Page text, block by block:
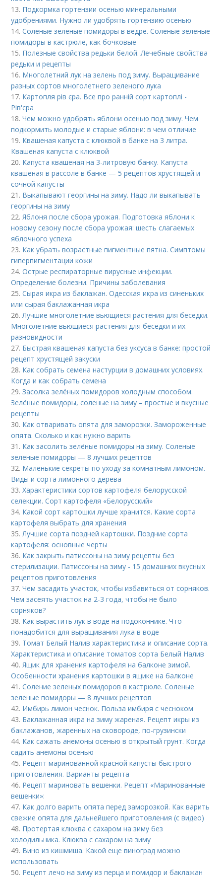
13. Подкормка гортензии осенью минеральными
удобрениями. Нужно ли удобрять гортензию осенью
14.Соленые зеленые помидоры в ведре. Соленые зеленые
помидоры в кастрюле, как бочковые
15. Полезные свойства редьки белой. Лечебные свойства
редьки и рецепты
16. Многолетний лук на зелень под зиму. Выращивание
разных сортов многолетнего зеленого лука
17. Картопля рів єра. Все про ранній сорт картоплі -
Рів'єра
18.Чем можно удобрять яблони осенью под зиму. Чем
подкормить молодые и старые яблони: в чем отличие
19. Квашеная капуста с клюквой в банке на 3 литра.
Квашеная капуста с клюквой
20. Капуста квашеная на 3-литровую банку. Капуста
квашеная в рассоле в банке — 5 рецептов хрустящей и
сочной капусты
21. Выкапывают георгины на зиму. Надо ли выкапывать
георгины на зиму
22.Яблоня после сбора урожая. Подготовка яблони к
новому сезону после сбора урожая: шесть слагаемых
яблочного успеха
23. Как убрать возрастные пигментные пятна. Симптомы
гиперпигментации кожи
24.Острые респираторные вирусные инфекции.
Определение болезни. Причины заболевания
25.Сырая икра из баклажан. Одесская икра из синеньких
или сырая баклажанная икра
26.Лучшие многолетние вьющиеся растения для беседки.
Многолетние вьющиеся растения для беседки и их
разновидности
27. Быстрая квашеная капуста без уксуса в банке: простой
рецепт хрустящей закуски
28. Как собрать семена настурции в домашних условиях.
Когда и как собрать семена
29.Засолка зелёных помидоров холодным способом.
Зелёные помидоры, соленые на зиму – простые и вкусные
рецепты
30. Как отваривать опята для заморозки. Замороженные
опята. Сколько и как нужно варить
31. Как засолить зелёные помидоры на зиму. Соленые
зеленые помидоры — 8 лучших рецептов
32. Маленькие секреты по уходу за комнатным лимоном.
Виды и сорта лимонного дерева
33.Характеристики сортов картофеля белорусской
селекции. Сорт картофеля «Белорусский»
34. Какой сорт картошки лучше хранится. Какие сорта
картофеля выбрать для хранения
35.Лучшие сорта поздней картошки. Поздние сорта
картофеля: основные черты
36. Как закрыть патиссоны на зиму рецепты без
стерилизации. Патиссоны на зиму - 15 домашних вкусных
рецептов приготовления
37.Чем засадить участок, чтобы избавиться от сорняков.
Чем засеять участок на 2-3 года, чтобы не было
сорняков?
38. Как вырастить лук в воде на подоконнике. Что
понадобится для выращивания лука в воде
39. Томат Белый Налив характеристика и описание сорта.
Характеристика и описание томатов сорта Белый Налив
40.Ящик для хранения картофеля на балконе зимой.
Особенности хранения картошки в ящике на балконе
41.Соление зеленых помидоров в кастрюле. Соленые
зеленые помидоры — 8 лучших рецептов
42. Имбирь лимон чеснок. Польза имбиря с чесноком
43. Баклажанная икра на зиму жареная. Рецепт икры из
баклажанов, жаренных на сковороде, по-грузински
44. Как сажать анемоны осенью в открытый грунт. Когда
садить анемоны осенью
45. Рецепт маринованной красной капусты быстрого
приготовления. Варианты рецепта
46. Рецепт мариновать вешенки. Рецепт «Маринованные
вешенки»:
47. Как долго варить опята перед заморозкой. Как варить
свежие опята для дальнейшего приготовления (с видео)
48. Протертая клюква с сахаром на зиму без
холодильника. Клюква с сахаром на зиму
49. Вино из кишмиша. Какой еще виноград можно
использовать
50. Рецепт лечо на зиму из перца и помидор и баклажан